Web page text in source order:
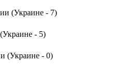
(Украине - 7)
- 5)
(Украине - 0)